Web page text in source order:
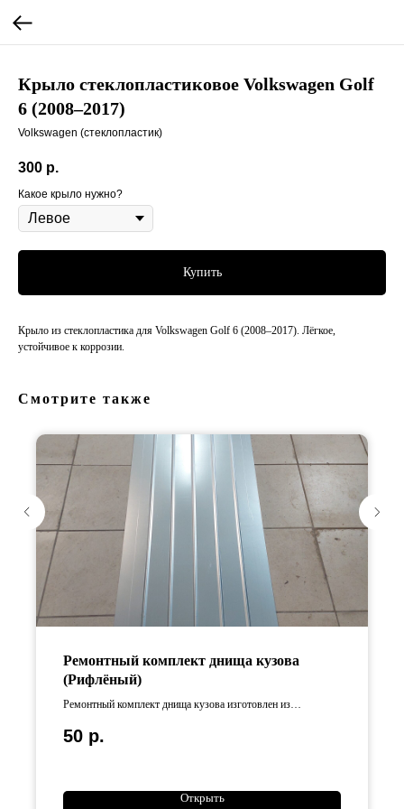
Крыло стеклопластиковое Volkswagen Golf
6 (2008–2017)
Volkswagen (стеклопластик)
300 р.
Какое крыло нужно?
Купить
Крыло из стеклопластика для Volkswagen Golf 6 (2008–2017). Лёгкое,
устойчивое к коррозии.
Смотрите также
Ремонтный комплект днища кузова
(Рифлёный)
Ремонтный комплект днища кузова изготовлен из
ширина — 50 см.
50 р.
Открыть